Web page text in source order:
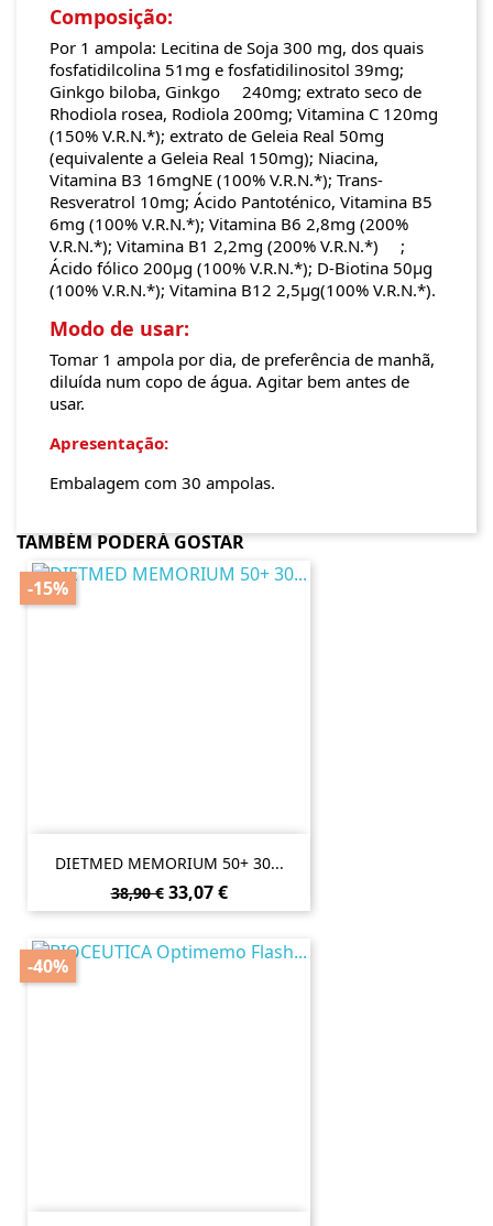
Composição:
Por 1 ampola: Lecitina de Soja 300 mg, dos quais
fosfatidilcolina 51mg e fosfatidilinositol 39mg;
Ginkgo biloba, Ginkgo 240mg; extrato seco de
Rhodiola rosea, Rodiola 200mg; Vitamina C 120mg
(150% V.R.N.*); extrato de Geleia Real 50mg
(equivalente a Geleia Real 150mg); Niacina,
Vitamina B3 16mgNE (100% V.R.N.*); Trans-
Resveratrol 10mg; Ácido Pantoténico, Vitamina B5
6mg (100% V.R.N.*); Vitamina B6 2,8mg (200%
V.R.N.*); Vitamina B1 2,2mg (200% V.R.N.*) ;
Ácido fólico 200µg (100% V.R.N.*); D-Biotina 50µg
(100% V.R.N.*); Vitamina B12 2,5µg(100% V.R.N.*).
Modo de usar:
Tomar 1 ampola por dia, de preferência de manhã,
diluída num copo de água. Agitar bem antes de
usar.
Apresentação:
Embalagem com 30 ampolas.
TAMBÉM PODERÁ GOSTAR
DIETMED MEMORIUM 50+ 30...
Preço
normal
38,90 €
-15%
Preço
33,07 €
-40%